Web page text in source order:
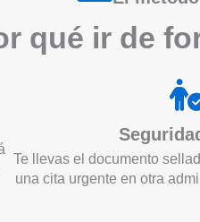
qué ir de
Te llevas el documento
una cita urgente en otra